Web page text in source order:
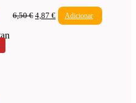
6,50€ O
4,87 €O
preço
Adicionar